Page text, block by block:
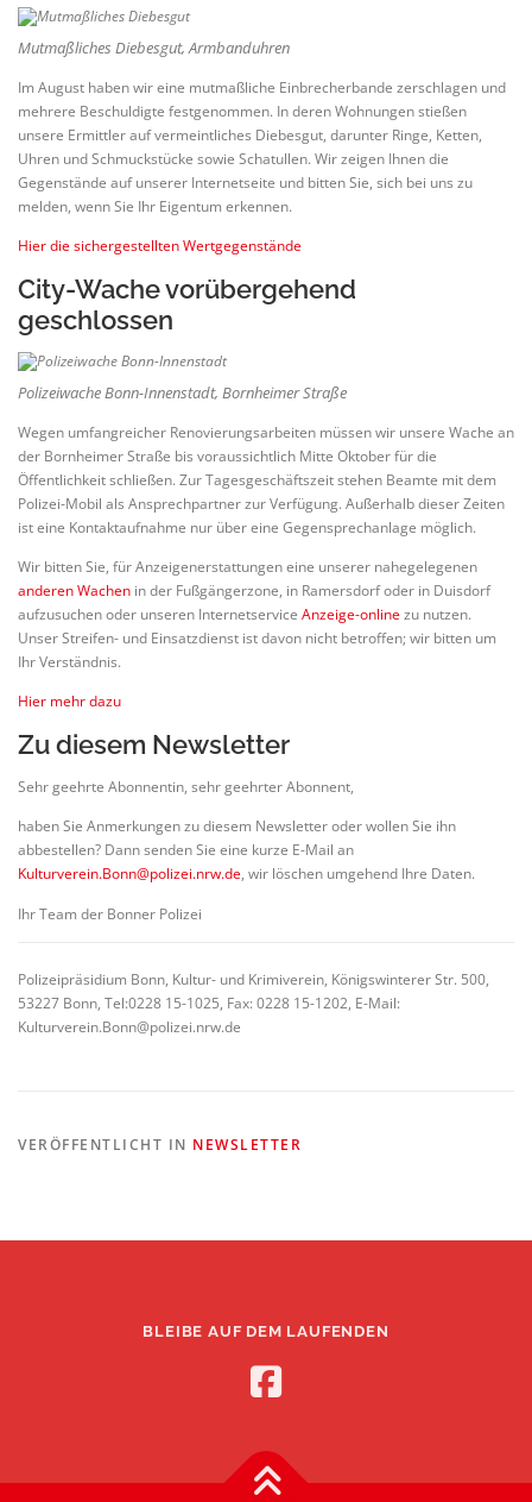
Mutmaßliches Diebesgut, Armbanduhren
Im August haben wir eine mutmaßliche Einbrecherbande zerschlagen und
mehrere Beschuldigte festgenommen. In deren Wohnungen stießen
unsere Ermittler auf vermeintliches Diebesgut, darunter Ringe, Ketten,
Uhren und Schmuckstücke sowie Schatullen. Wir zeigen Ihnen die
Gegenstände auf unserer Internetseite und bitten Sie, sich bei uns zu
melden, wenn Sie Ihr Eigentum erkennen.
Hier die sichergestellten Wertgegenstände
City-Wache vorübergehend
geschlossen
Polizeiwache Bonn-Innenstadt, Bornheimer Straße
Wegen umfangreicher Renovierungsarbeiten müssen wir unsere Wache an
der Bornheimer Straße bis voraussichtlich Mitte Oktober für die
Öffentlichkeit schließen. Zur Tagesgeschäftszeit stehen Beamte mit dem
Polizei-Mobil als Ansprechpartner zur Verfügung. Außerhalb dieser Zeiten
ist eine Kontaktaufnahme nur über eine Gegensprechanlage möglich.
Wir bitten Sie, für Anzeigenerstattungen eine unserer nahegelegenen
anderen Wachen in der Fußgängerzone, in Ramersdorf oder in Duisdorf
aufzusuchen oder unseren Internetservice Anzeige-onlinezu nutzen.
Unser Streifen- und Einsatzdienst ist davon nicht betroffen; wir bitten um
Ihr Verständnis.
Hier mehr dazu
Zu diesem Newsletter
Sehr geehrte Abonnentin, sehr geehrter Abonnent,
haben Sie Anmerkungen zu diesem Newsletter oder wollen Sie ihn
abbestellen? Dann senden Sie eine kurze E-Mail an
Kulturverein.Bonn@polizei.nrw.de, wir löschen umgehend Ihre Daten.
Ihr Team der Bonner Polizei
Polizeipräsidium Bonn, Kultur- und Krimiverein, Königswinterer Str. 500,
53227 Bonn, Tel:0228 15-1025, Fax: 0228 15-1202, E-Mail:
Kulturverein.Bonn@polizei.nrw.de
VERÖFFENTLICHT IN NEWSLETTER
BLEIBE AUF DEM LAUFENDEN